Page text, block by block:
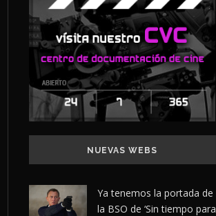
NUEVAS WEBS
Ya tenemos la portada de
la BSO de ‘Sin tiempo para